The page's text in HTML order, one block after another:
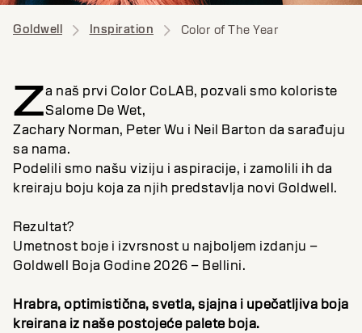
Goldwell Inspiration Color of The Year
Za naš prvi Color CoLAB, pozvali smo koloriste
Salome De Wet,
Zachary Norman, Peter Wu i Neil Barton da sarađuju
sa nama.
Podelili smo našu viziju i aspiracije, i zamolili ih da
kreiraju boju koja za njih predstavlja novi Goldwell.
Rezultat?
Umetnost boje i izvrsnost u najboljem izdanju –
Goldwell Boja Godine 2026 – Bellini.
Hrabra, optimistična, svetla, sjajna i upečatljiva boja
kreirana iz naše postojeće palete boja.